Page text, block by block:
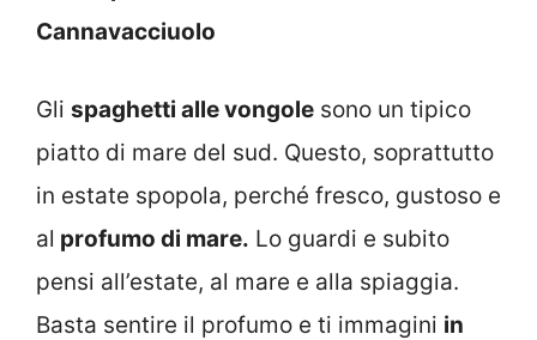
Cannavacciuolo
Gli spaghetti alle vongole sono un tipico
piatto di mare del sud. Questo, soprattutto
in estate spopola, perché fresco, gustoso e
al profumo di mare. Lo guardi e subito
pensi all’estate, al mare e alla spiaggia.
Basta sentire il profumo e ti immagini in